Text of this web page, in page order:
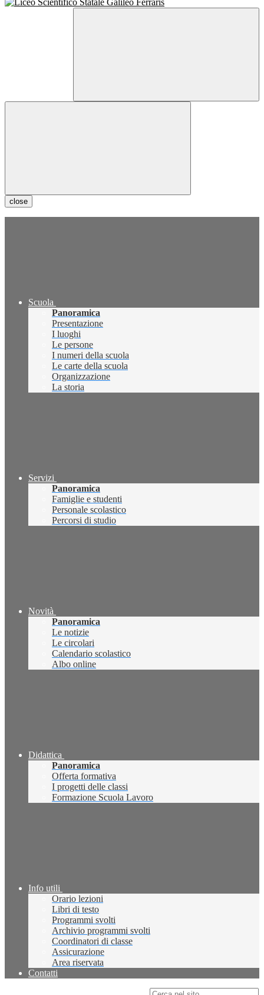
close
Scuola
Panoramica
Presentazione
I luoghi
Le persone
I numeri della scuola
Le carte della scuola
Organizzazione
La storia
Servizi
Panoramica
Famiglie e studenti
Personale scolastico
Percorsi di studio
Novità
Panoramica
Le notizie
Le circolari
Calendario scolastico
Albo online
Didattica
Panoramica
Offerta formativa
I progetti delle classi
Formazione Scuola Lavoro
Info utili
Orario lezioni
Libri di testo
Programmi svolti
Archivio programmi svolti
Coordinatori di classe
Assicurazione
Area riservata
Contatti